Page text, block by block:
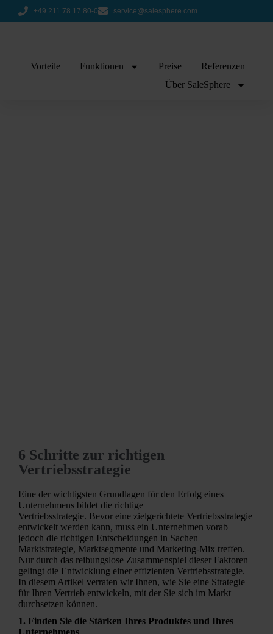
+49 211 78 17 80-0 service@salesphere.com
Vorteile Funktionen Preise
Referenzen
Über SaleSphere
6 Schritte zur richtigen
Vertriebsstrategie
Eine der wichtigsten Grundlagen für den Erfolg eines
Unternehmens bildet die richtige
Vertriebsstrategie. Bevor eine zielgerichtete Vertriebsstrategie
entwickelt werden kann, muss ein Unternehmen vorab
jedoch die richtigen Entscheidungen in Sachen
Marktstrategie, Marktsegmente und Marketing-Mix treffen.
Nur durch das reibungslose Zusammenspiel dieser Faktoren
gelingt die Entwicklung einer effizienten Vertriebsstrategie.
In diesem Artikel verraten wir Ihnen, wie Sie eine Strategie
für Ihren Vertrieb entwickeln, mit der Sie sich im Markt
durchsetzen können.
1. Finden Sie die Stärken Ihres Produktes und Ihres
Unternehmens